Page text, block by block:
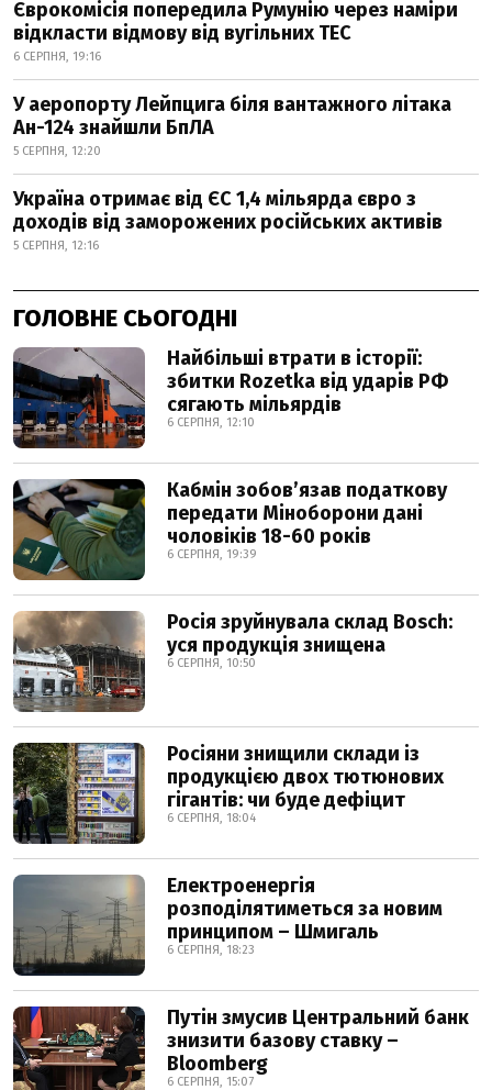
Єврокомісія попередила Румунію через наміри
відкласти відмову від вугільних ТЕС
6 СЕРПНЯ, 19:16
У аеропорту Лейпцига біля вантажного літака
Ан-124 знайшли БпЛА
5 СЕРПНЯ, 12:20
Україна отримає від ЄС 1,4 мільярда євро з
доходів від заморожених російських активів
5 СЕРПНЯ, 12:16
ГОЛОВНЕ СЬОГОДНІ
Найбільші втрати в історії:
збитки Rozetka від ударів РФ
сягають мільярдів
6 СЕРПНЯ, 12:10
Кабмін зобовʼязав податкову
передати Міноборони дані
чоловіків 18-60 років
6 СЕРПНЯ, 19:39
Росія зруйнувала склад Bosch:
уся продукція знищена
6 СЕРПНЯ, 10:50
Росіяни знищили склади із
продукцією двох тютюнових
гігантів: чи буде дефіцит
6 СЕРПНЯ, 18:04
Електроенергія
розподілятиметься за новим
принципом – Шмигаль
6 СЕРПНЯ, 18:23
Путін змусив Центральний банк
знизити базову ставку –
Bloomberg
6 СЕРПНЯ, 15:07